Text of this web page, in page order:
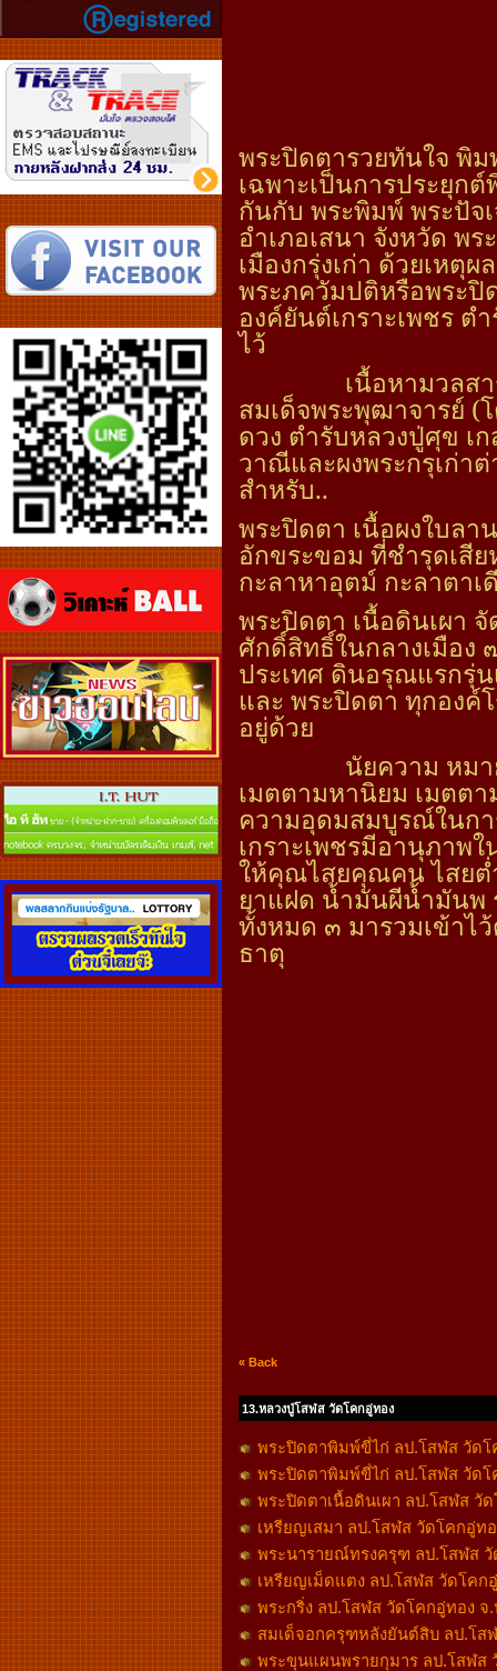
พระปิดตารวยทันใจ พิ
เฉพาะเป็นการประยุก
กันกับ พระพิมพ์ พระปัจ
อำเภอเสนา จังหวัด พ
เมืองกรุ่งเก่า ด้วยเหตุ
พระภควัมปติหรือพระปิ
องค์ยันต์เกราะเพชร
ไว้
เนื้อหามวลส
สมเด็จพระพุฒาจารย์ (
ดวง ตำรับหลวงปู่ศุข เ
วาณีและผงพระกรุเก่า
สำหรับ..
พระปิดตา เนื้อผงใบล
อักขระขอม ที่ชำรุดเสีย
กะลาหาอุตม์ กะลาตา
พระปิดตา เนื้อดินเผา
ศักดิ์สิทธิ์ในกลางเมือง
ประเทศ ดินอรุณแรกรุ่
และ พระปิดตา ทุกองค์
อยู่ด้วย
นัยความ หม
เมตตามหานิยม เมตต
ความอุดมสมบูรณ์ในกา
เกราะเพชรมีอานุภาพ
ให้คุณไสยคุณคน ไสยต่
ยาแฝด น้ำมันผีน้ำมันพ
ทั้งหมด ๓ มารวมเข้าไ
ธาตุ
« Back
13.หลวงปู่โสฬส วัดโคกอู่ทอง
พระปิดตาพิมพ์ขี่ไก่ ลป.โสฬส วัดโ
พระปิดตาพิมพ์ขี่ไก่ ลป.โสฬส วัดโ
พระปิดตาเนื้อดินเผา ลป.โสฬส วั
เหรียญเสมา ลป.โสฬส วัดโคกอู่ท
พระนารายณ์ทรงครุฑ ลป.โสฬส วั
เหรียญเม็ดแตง ลป.โสฬส วัดโคก
พระกริ่ง ลป.โสฬส วัดโคกอู่ทอง จ
สมเด็จอกครุฑหลังยันต์สิบ ลป.โส
พระขุนแผนพรายกุมาร ลป.โสฬส